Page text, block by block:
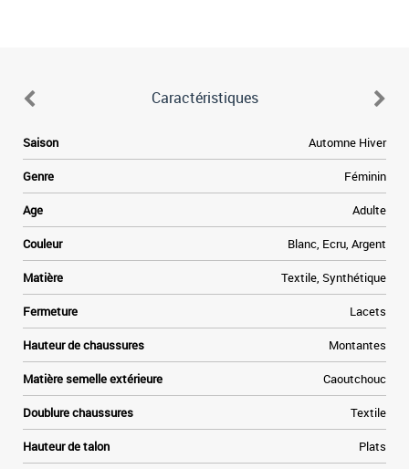
Caractéristiques
Saison Automne Hiver
Genre Féminin
Age Adulte
Couleur Blanc, Ecru, Argent
Matière Textile, Synthétique
Fermeture Lacets
Hauteur de chaussures Montantes
Matière semelle extérieure Caoutchouc
Doublure chaussures Textile
Hauteur de talon Plats